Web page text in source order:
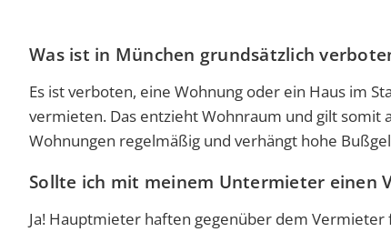
Was ist in München grundsätzlich
Es ist verboten, eine Wohnung oder ein Haus im
vermieten. Das entzieht Wohnraum und gilt somit
Wohnungen regelmäßig und verhängt hohe
Sollte ich mit meinem Untermieter einen
Ja! Hauptmieter haften gegenüber dem